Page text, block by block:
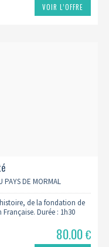
VOIR L’OFFRE
PAYS DE MORMAL
de la fondation de
Durée : 1h30
80.00€